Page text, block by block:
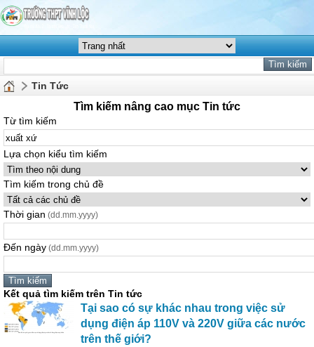
Tin Tức
Tìm kiếm nâng cao mục Tin tức
Từ tìm kiếm
Lựa chọn kiểu tìm kiếm
Tìm kiếm trong chủ đề
Thời gian (dd.mm.yyyy)
Đến ngày (dd.mm.yyyy)
Kết quả tìm kiếm trên Tin tức
Tại sao có sự khác nhau trong việc sử
dụng điện áp 110V và 220V giữa các nước
trên thế giới?